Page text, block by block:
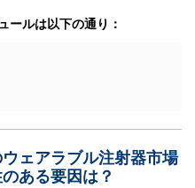
ールは以下の通り：
ェアラブル注射器市場
ある要因は ？